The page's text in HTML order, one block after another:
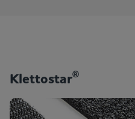
Klettostar®